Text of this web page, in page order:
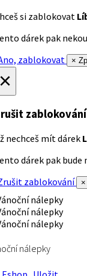
si zablokovat
dárek pak
zablokovat
×
nechceš mít dárek
dárek pak
zablokování
nálepky